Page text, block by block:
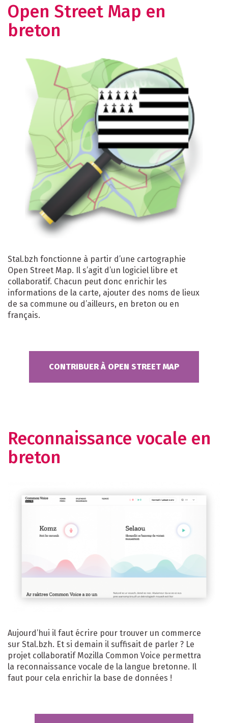
Open Street Map en
breton
Stal.bzh fonctionne à partir d’une cartographie
Open Street Map. Il s’agit d’un logiciel libre et
collaboratif. Chacun peut donc enrichir les
informations de la carte, ajouter des noms de lieux
de sa commune ou d’ailleurs, en breton ou en
français.
CONTRIBUER À OPEN STREET MAP
Reconnaissance vocale en
breton
Aujourd’hui il faut écrire pour trouver un commerce
sur Stal.bzh. Et si demain il suffisait de parler ? Le
projet collaboratif Mozilla Common Voice permettra
la reconnaissance vocale de la langue bretonne. Il
faut pour cela enrichir la base de données !